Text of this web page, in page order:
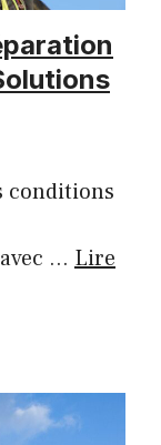
conditions
… Lire